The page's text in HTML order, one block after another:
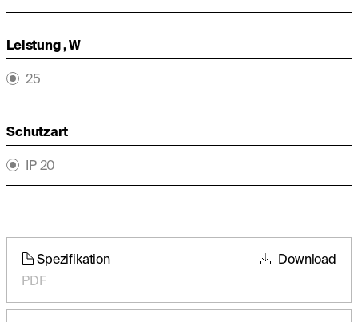
Leistung , W
25
Schutzart
IP 20
Spezifikation
PDF
Download